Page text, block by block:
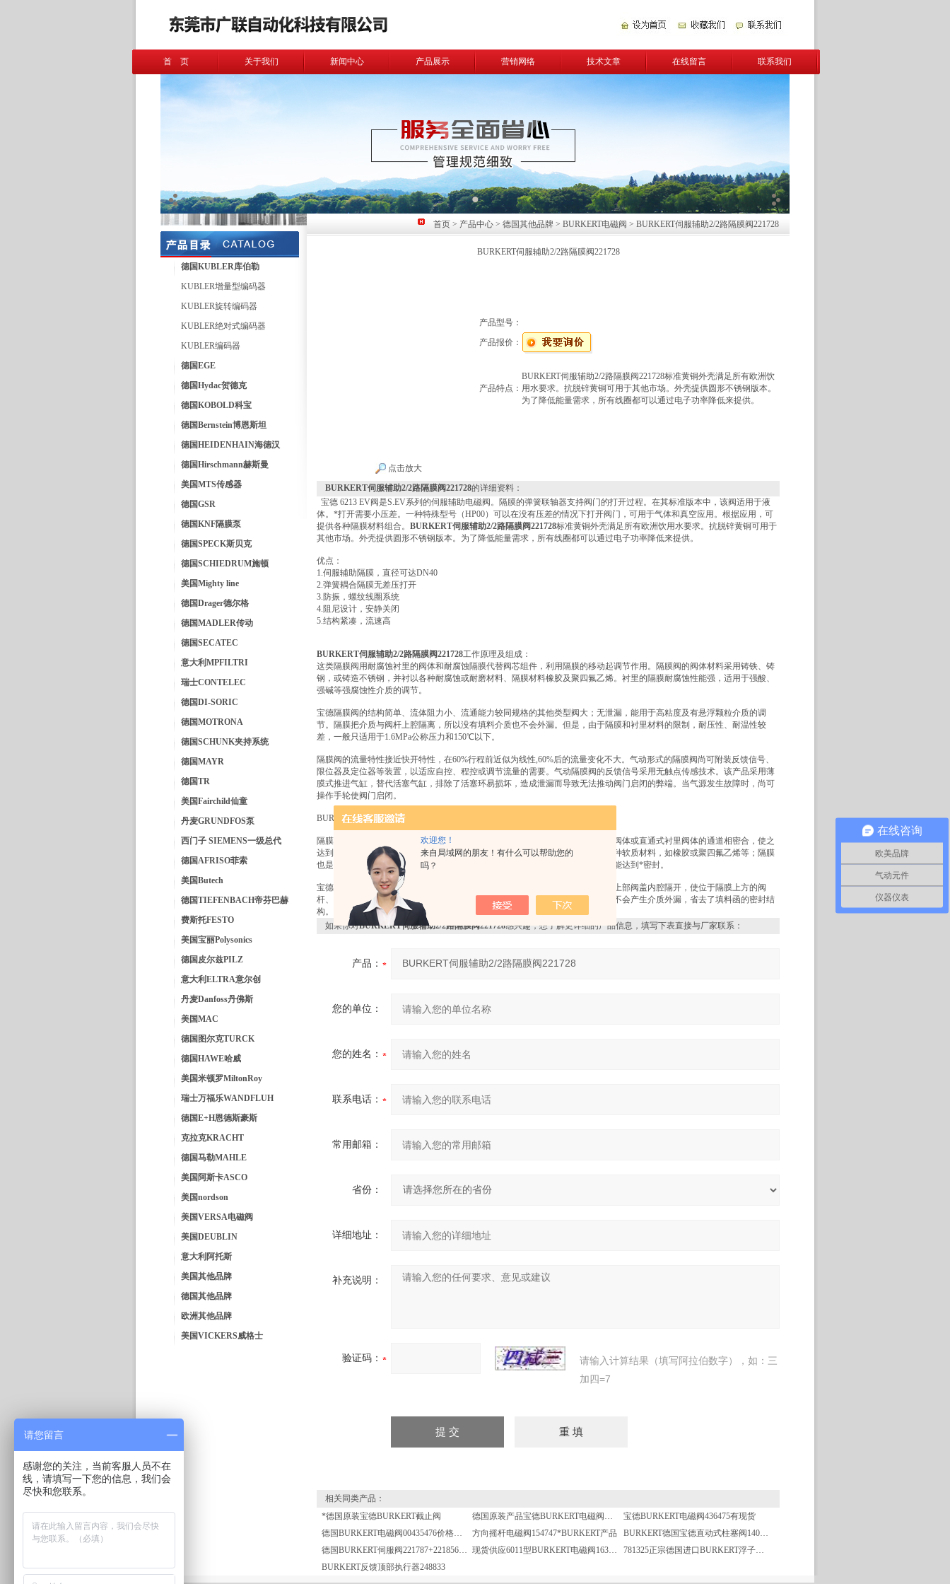
欢迎您！
来自局域网的朋友！有什么可以帮助您的
吗？
首 页 关于我们 新闻中心 产品展示 营销网络 技术文章 在线留言 联系我们
德国KUBLER库伯勒
KUBLER增量型编码器
KUBLER旋转编码器
KUBLER绝对式编码器
KUBLER编码器
德国EGE
德国Hydac贺德克
德国KOBOLD科宝
德国Bernstein博恩斯坦
德国HEIDENHAIN海德汉
德国Hirschmann赫斯曼
美国MTS传感器
德国GSR
德国KNF隔膜泵
德国SPECK斯贝克
德国SCHIEDRUM施顿
美国Mighty line
德国Drager德尔格
德国MADLER传动
德国SECATEC
意大利MPFILTRI
瑞士CONTELEC
德国DI-SORIC
德国MOTRONA
德国SCHUNK夹持系统
德国MAYR
德国TR
美国Fairchild仙童
丹麦GRUNDFOS泵
西门子 SIEMENS一级总代
德国AFRISO菲索
美国Butech
德国TIEFENBACH帝芬巴赫
费斯托FESTO
美国宝丽Polysonics
德国皮尔兹PILZ
意大利ELTRA意尔创
丹麦Danfoss丹佛斯
美国MAC
德国图尔克TURCK
德国HAWE哈威
美国米顿罗MiltonRoy
瑞士万福乐WANDFLUH
德国E+H恩德斯豪斯
克拉克KRACHT
德国马勒MAHLE
美国阿斯卡ASCO
美国nordson
美国VERSA电磁阀
美国DEUBLIN
意大利阿托斯
美国其他品牌
德国其他品牌
欧洲其他品牌
美国VICKERS威格士
首页 > 产品中心 > 德国其他品牌 > BURKERT电磁阀 > BURKERT伺服辅助2/2路隔膜阀221728
BURKERT伺服辅助2/2路隔膜阀221728
点击放大
产品型号：
产品报价：
产品特点：
BURKERT伺服辅助2/2路隔膜阀221728标准黄铜外壳满足所有欧洲饮
用水要求。抗脱锌黄铜可用于其他市场。外壳提供圆形不锈钢版本。
为了降低能量需求，所有线圈都可以通过电子功率降低来提供。
BURKERT伺服辅助2/2路隔膜阀221728的详细资料：
宝德 6213 EV阀是S.EV系列的伺服辅助电磁阀。隔膜的弹簧联轴器支持阀门的打开过程。在其标准版本中，该阀适用于液
体。*打开需要小压差。一种特殊型号（HP00）可以在没有压差的情况下打开阀门，可用于气体和真空应用。根据应用，可
提供各种隔膜材料组合。 BURKERT伺服辅助2/2路隔膜阀221728标准黄铜外壳满足所有欧洲饮用水要求。抗脱锌黄铜可用于
其他市场。外壳提供圆形不锈钢版本。为了降低能量需求，所有线圈都可以通过电子功率降低来提供。
优点：
1.伺服辅助隔膜，直径可达DN40
2.弹簧耦合隔膜无差压打开
3.防振，螺纹线圈系统
4.阻尼设计，安静关闭
5.结构紧凑，流速高
BURKERT伺服辅助2/2路隔膜阀221728工作原理及组成：
这类隔膜阀用耐腐蚀衬里的阀体和耐腐蚀隔膜代替阀芯组件，利用隔膜的移动起调节作用。隔膜阀的阀体材料采用铸铁、铸
钢，或铸造不锈钢，并衬以各种耐腐蚀或耐磨材料、隔膜材料橡胶及聚四氟乙烯。衬里的隔膜耐腐蚀性能强，适用于强酸、
强碱等强腐蚀性介质的调节。
宝德隔膜阀的结构简单、流体阻力小、流通能力较同规格的其他类型阀大；无泄漏，能用于高粘度及有悬浮颗粒介质的调
节。隔膜把介质与阀杆上腔隔离，所以没有填料介质也不会外漏。但是，由于隔膜和衬里材料的限制，耐压性、耐温性较
差，一般只适用于1.6MPa公称压力和150℃以下。
隔膜阀的流量特性接近快开特性，在60%行程前近似为线性,60%后的流量变化不大。气动形式的隔膜阀尚可附装反馈信号、
限位器及定位器等装置，以适应自控、程控或调节流量的需要。气动隔膜阀的反馈信号采用无触点传感技术。该产品采用薄
膜式推进气缸，替代活塞气缸，排除了活塞环易损坏，造成泄漏而导致无法推动阀门启闭的弊端。当气源发生故障时，尚可
操作手轮使阀门启闭。
BURKERT隔膜阀的密封原理:
隔膜阀的密封原理是靠操作机构的向下运动压下隔膜或隔膜组合件与堰式的衬里阀体或直通式衬里阀体的通道相密合，使之
达到密封。密封比压的大小靠关闭件向下的压力大小来实现。由于阀体可以衬各种软质材料，如橡胶或聚四氟乙烯等；隔膜
也是软质材料制成，如橡胶或合成橡胶衬里的聚四氟乙烯，故用较小的密封力就能达到*密封。
宝德隔膜阀只有阀体、隔膜和阀盖组合件三个主要部件。隔膜把下部阀体内腔与上部阀盖内腔隔开，使位于隔膜上方的阀
杆、阀杆螺母、阀瓣、气动控制机构、电动控制机构等零部件不与介质接触，且不会产生介质外漏，省去了填料函的密封结
构。
如果你对BURKERT伺服辅助2/2路隔膜阀221728感兴趣，想了解更详细的产品信息，填写下表直接与厂家联系：
产品：
您的单位：
您的姓名：
联系电话：
常用邮箱：
省份：
详细地址：
补充说明：
验证码：
请输入计算结果（填写阿拉伯数字），如：三
加四=7
相关同类产品：
*德国原装宝德BURKERT截止阀
德国原装产品宝德BURKERT电磁阀我司有优惠
宝德BURKERT电磁阀436475有现货
德国BURKERT电磁阀00435476价格好有现货
方向摇杆电磁阀154747*BURKERT产品
BURKERT德国宝德直动式柱塞阀140466
德国BURKERT伺服阀221787+221856现货供应
现货供应6011型BURKERT电磁阀163503
781325正宗德国进口BURKERT浮子式流量测量仪
BURKERT反馈顶部执行器248833
在线咨询
欧美品牌
气动元件
仪器仪表
请您留言
感谢您的关注，当前客服人员不在
线，请填写一下您的信息，我们会
尽快和您联系。